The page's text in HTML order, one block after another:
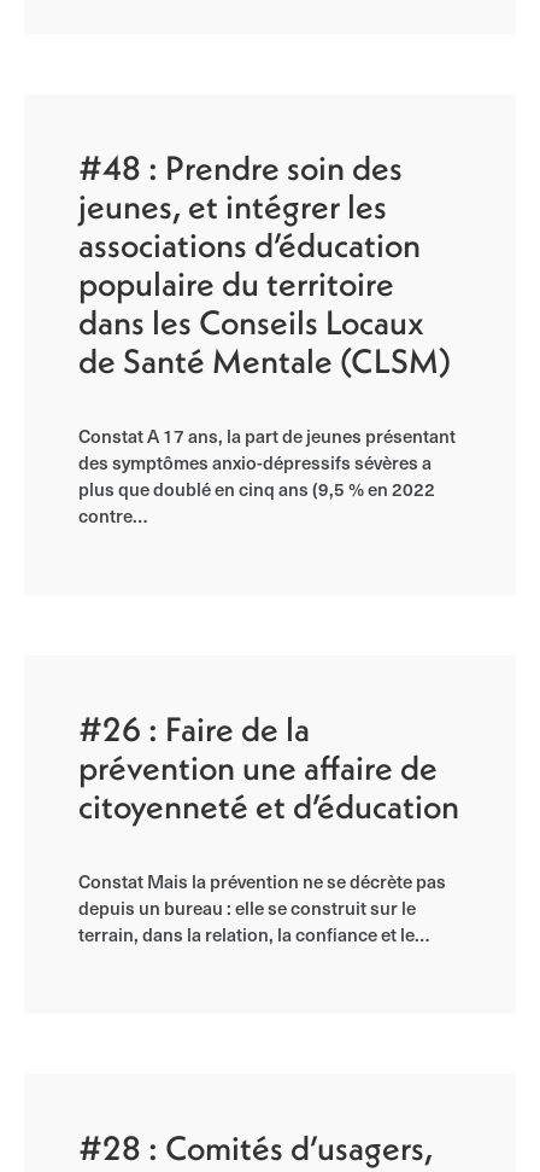
#48 : Prendre soin des
jeunes, et intégrer les
associations d’éducation
populaire du territoire
dans les Conseils Locaux
de Santé Mentale (CLSM)
Constat A 17 ans, la part de jeunes présentant
des symptômes anxio-dépressifs sévères a
plus que doublé en cinq ans (9,5 % en 2022
contre…
#26 : Faire de la
prévention une affaire de
citoyenneté et d’éducation
Constat Mais la prévention ne se décrète pas
depuis un bureau : elle se construit sur le
terrain, dans la relation, la confiance et le…
#28 : Comités d’usagers,